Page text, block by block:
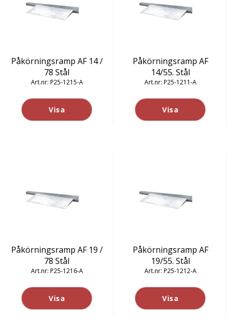
Påkörningsramp AF 14 /
78 Stål
P25-1215-A
Visa
Påkörningsramp AF
14/55. Stål
P25-1211-A
Visa
Påkörningsramp AF 19 /
78 Stål
P25-1216-A
Visa
Påkörningsramp AF
19/55. Stål
P25-1212-A
Visa